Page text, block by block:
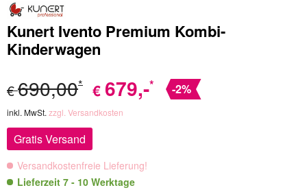
Kunert Ivento Premium Kombi-
Kinderwagen
€690,00* € 679,-* -2%
inkl. MwSt. zzgl. Versandkosten
Gratis Versand
Versandkostenfreie Lieferung!
Lieferzeit 7 - 10 Werktage